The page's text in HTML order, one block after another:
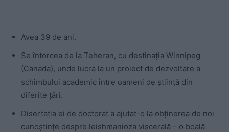
Avea 39 de ani.
Se întorcea de la Teheran, cu destinația Winnipeg
(Canada), unde lucra la un proiect de dezvoltare a
schimbului academic între oameni de știință din
diferite țări.
Disertația ei de doctorat a ajutat-o la obținerea de noi
cunoștințe despre leishmanioza viscerală – o boală